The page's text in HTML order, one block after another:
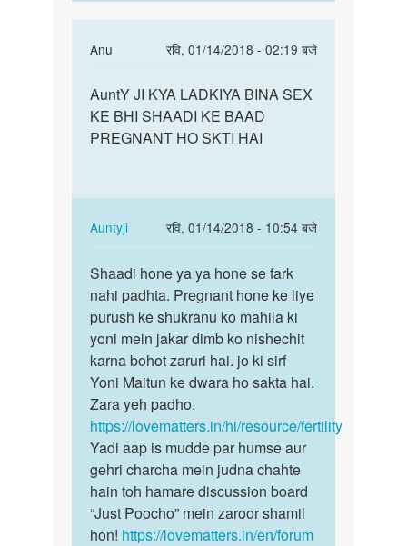
Anu
रवि, 01/14/2018 - 02:19 बजे
to
Mam
periods
din
Baad
by
Khushi
rani
AuntY
JI
KYA
AuntY JI KYA LADKIYA BINA SEX
KE BHI SHAADI KE BAAD
PREGNANT HO SKTI HAI
Auntyji
रवि, 01/14/2018 - 10:54 बजे
In
reply
to
AuntY
JI
KYA
LADKIYA
BINA…
by
Anu
Shaadi
hone
ya
ya
hone
se…
Shaadi hone ya ya hone se fark
nahi padhta. Pregnant hone ke liye
purush ke shukranu ko mahila ki
yoni mein jakar dimb ko nishechit
karna bohot zaruri hai. jo ki sirf
Yoni Maitun ke dwara ho sakta hai.
Zara yeh padho.
https://lovematters.in/hi/resource/fertility
Yadi aap is mudde par humse aur
gehri charcha mein judna chahte
hain toh hamare discussion board
“Just Poocho” mein zaroor shamil
hon! https://lovematters.in/en/forum